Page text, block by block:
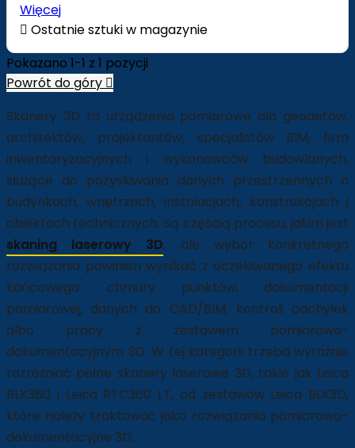
Więcej
 Ostatnie sztuki w magazynie
Pokazano 1-1 z 1 pozycji
Powrót do góry 
Skanery 3D to urządzenia pomiarowe dla geodetów,
architektów, projektantów, specjalistów BIM, firm
inwentaryzacyjnych i wykonawców budowlanych,
służące do pozyskiwania danych przestrzennych o
budynkach, wnętrzach, instalacjach, konstrukcjach i
obiektach technicznych. Są częścią procesu, jakim jest
skaning laserowy 3D, ale wybór konkretnego
rozwiązania powinien wynikać z oczekiwanego efektu
końcowego: chmury punktów, dokumentacji
pomiarowej, danych do CAD/BIM, kontroli odchyłek
albo pracy z zestawem pomiarowo-
dokumentacyjnym 3D. W tej kategorii trzeba wyraźnie
rozróżniać pełne skanery laserowe 3D, takie jak Leica
BLK360 i Leica RTC360 LT, od zestawów Leica BLK3D,
które należy traktować jako rozwiązania pomiarowo-
dokumentacyjne 3D.